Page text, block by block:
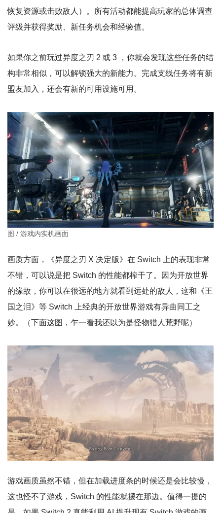
恢复资源或击败敌人）。所有活动都能提高玩家的总体调查
评级并获得奖励、新任务机会和经验值。
如果你之前玩过异度之刃 2 或 3 ，你就会发现这些任务的结
构非常相似，可以解锁强大的新能力。完成支线任务将有新
盟友加入，还会有新的可用设施可用。
图 / 游戏内实机画面
画质方面，《异度之刃 X 决定版》在 Switch 上的表现非常
不错，可以说是把 Switch 的性能都榨干了。因为开放世界
的缘故，你可以在很远的地方就看到远处的敌人，这和《王
国之泪》等 Switch 上经典的开放世界游戏有异曲同工之
妙。（下面这图，乍一看我还以为是怪物猎人荒野呢）
游戏画质虽然不错，但在加载进度条的时候还是会比较慢，
这也怪不了游戏，Switch 的性能就摆在那边。值得一提的